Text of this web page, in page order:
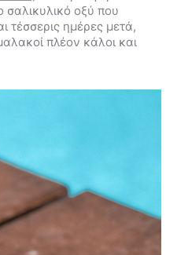
οξύ που
τέσσερις ημέρες μετά,
πλέον κάλοι και